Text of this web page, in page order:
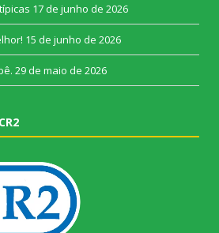
17 de junho de 2026
15 de junho de 2026
29 de maio de 2026